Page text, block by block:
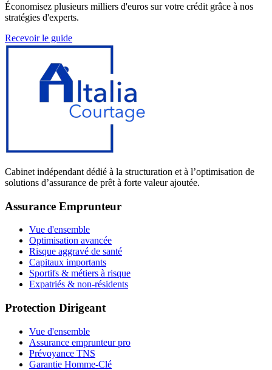
Économisez plusieurs milliers d'euros sur votre crédit grâce à nos
stratégies d'experts.
Recevoir le guide
Cabinet indépendant dédié à la structuration et à l’optimisation de
solutions d’assurance de prêt à forte valeur ajoutée.
Assurance Emprunteur
Vue d'ensemble
Optimisation avancée
Risque aggravé de santé
Capitaux importants
Sportifs & métiers à risque
Expatriés & non-résidents
Protection Dirigeant
Vue d'ensemble
Assurance emprunteur pro
Prévoyance TNS
Garantie Homme-Clé